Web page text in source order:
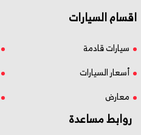
اقسام السيارات
سيارات قادمة
أسعار السيارات
معارض
روابط مساعدة